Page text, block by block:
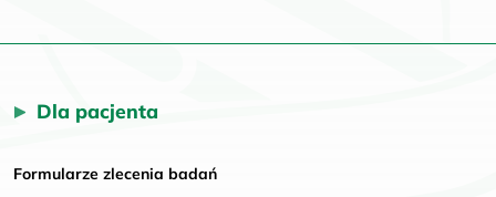
Dla pacjenta
Formularze zlecenia badań